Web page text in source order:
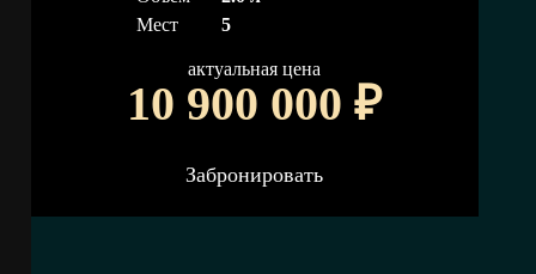
Мест
5
актуальная цена
10 900 000₽
Забронировать